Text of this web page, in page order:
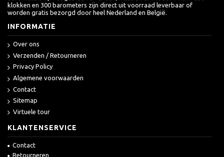
klokken en 300 barometers zijn direct uit voorraad leverbaar of
worden gratis bezorgd door heel Nederland en België.
INFORMATIE
Over ons
Verzenden / Retourneren
Privacy Policy
Algemene voorwaarden
Contact
Sitemap
Virtuele tour
KLANTENSERVICE
Contact
Retourneren